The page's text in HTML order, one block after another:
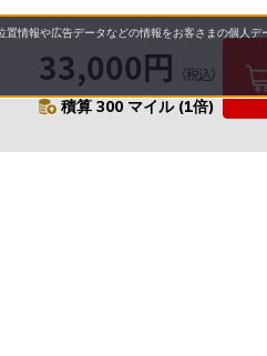
33,000円 （税込）
積算 300 マイル (1倍)
情報や広告データなどの情報をお客さまの個人